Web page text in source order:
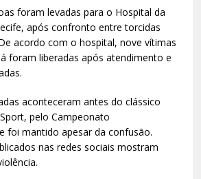
foram levadas para o Hospital da
após confronto entre torcidas
acordo com o hospital, nove vítimas
foram liberadas após atendimento e
aconteceram antes do clássico
pelo Campeonato
foi mantido apesar da confusão.
nas redes sociais mostram